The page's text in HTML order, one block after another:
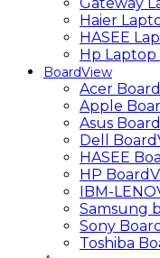
Haier
HASEE
Hp Laptop
BoardView
Acer
Apple
Asus
Dell
HASEE
HP
IBM-
Samsung
Sony
Toshiba